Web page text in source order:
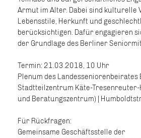
Armut im Alter. Dabei sind kulturelle
Lebensstile, Herkunft und
berücksichtigen. Dafür engagieren
der Grundlage des Berliner
Termin: 21.03.2018, 10 Uhr
Plenum des Landesseniorenbeirates
Stadtteilzentrum Käte-
und Beratungszentrum) |
Für Rückfragen:
Gemeinsame Geschäftsstelle der